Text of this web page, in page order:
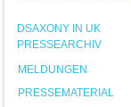
DSAXONY IN UK
PRESSEARCHIV
MELDUNGEN
PRESSEMATERIAL